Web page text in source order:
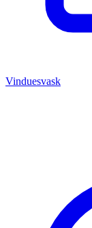
Vinduesvask